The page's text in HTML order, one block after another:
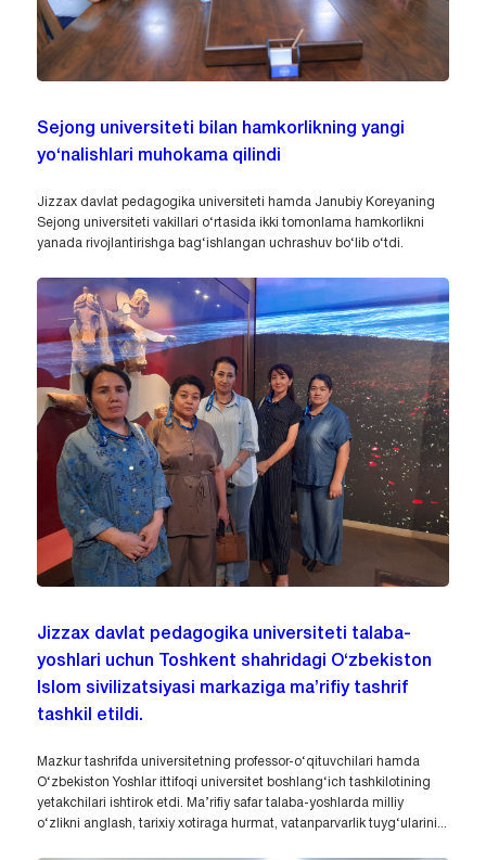
Sejong universiteti bilan hamkorlikning yangi
yo‘nalishlari muhokama qilindi
Jizzax davlat pedagogika universiteti hamda Janubiy Koreyaning
Sejong universiteti vakillari o‘rtasida ikki tomonlama hamkorlikni
yanada rivojlantirishga bag‘ishlangan uchrashuv bo‘lib o‘tdi.
Jizzax davlat pedagogika universiteti talaba-
yoshlari uchun Toshkent shahridagi O‘zbekiston
Islom sivilizatsiyasi markaziga ma’rifiy tashrif
tashkil etildi.
Mazkur tashrifda universitetning professor-o‘qituvchilari hamda
O‘zbekiston Yoshlar ittifoqi universitet boshlang‘ich tashkilotining
yetakchilari ishtirok etdi. Ma’rifiy safar talaba-yoshlarda milliy
o‘zlikni anglash, tarixiy xotiraga hurmat, vatanparvarlik tuyg‘ularini...